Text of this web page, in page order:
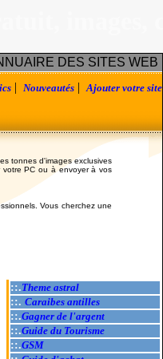
DES SITES WEB
| Nouveautés |Ajouter votre site
tonnes d'images exclusives
votre PC ou à envoyer à vos
Vous cherchez une
::.Theme astral
::. Caraibes antilles
::.Gagner de l'argent
::.Guide du Tourisme
::.GSM